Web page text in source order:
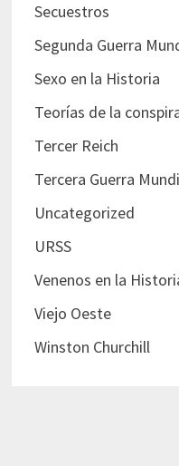
Secuestros
Segunda Guerra
Sexo en la Historia
Teorías de la
Tercer Reich
Tercera Guerra
Uncategorized
URSS
Venenos en la
Viejo Oeste
Winston Churchill